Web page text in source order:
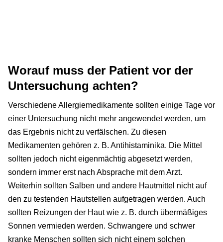
Worauf muss der Patient vor der
Untersuchung achten?
Verschiedene Allergiemedikamente sollten einige Tage vor
einer Untersuchung nicht mehr angewendet werden, um
das Ergebnis nicht zu verfälschen. Zu diesen
Medikamenten gehören z. B. Antihistaminika. Die Mittel
sollten jedoch nicht eigenmächtig abgesetzt werden,
sondern immer erst nach Absprache mit dem Arzt.
Weiterhin sollten Salben und andere Hautmittel nicht auf
den zu testenden Hautstellen aufgetragen werden. Auch
sollten Reizungen der Haut wie z. B. durch übermäßiges
Sonnen vermieden werden. Schwangere und schwer
kranke Menschen sollten sich nicht einem solchen